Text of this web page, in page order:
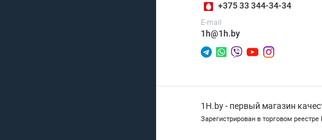
+375 33 344-34-34
E-mail
1h@1h.by
1H.by - первый магазин
Зарегистрирован в торговом